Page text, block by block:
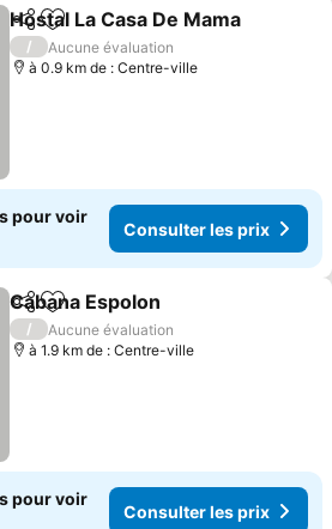
PartagerAjouter à mes favoris
Hostal La Casa De Mama
/
Aucune évaluation
à 0.9 km de : Centre-ville
pour voir
Consulter les prix
PartagerAjouter à mes favoris
Cabana Espolon
/
Aucune évaluation
à 1.9 km de : Centre-ville
pour voir
Consulter les prix